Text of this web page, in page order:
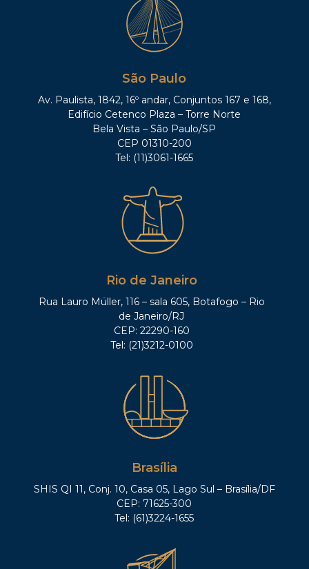
São Paulo
Av. Paulista, 1842, 16º andar, Conjuntos 167 e 168,
Edifício Cetenco Plaza – Torre Norte
Bela Vista – São Paulo/SP
CEP 01310-200
Tel: (11)3061-1665
Rio de Janeiro
Rua Lauro Müller, 116 – sala 605, Botafogo – Rio
de Janeiro/RJ
CEP: 22290-160
Tel: (21)3212-0100
Brasília
SHIS QI 11, Conj. 10, Casa 05, Lago Sul – Brasília/DF
CEP: 71625-300
Tel: (61)3224-1655